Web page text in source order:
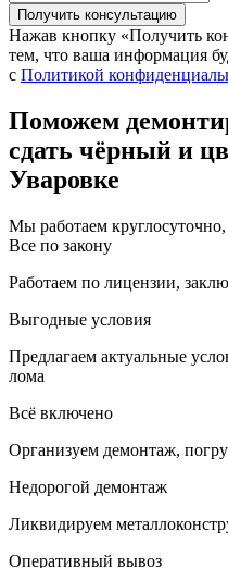
Получить консультацию
Нажав кнопку «Получить
тем, что ваша информация
с Политикой
Поможем
сдать чёрный и
Уваровке
Мы работаем
Все по закону
Работаем по лицензии,
Выгодные условия
Предлагаем актуальные
лома
Всё включено
Организуем демонтаж,
Недорогой демонтаж
Ликвидируем
Оперативный вывоз